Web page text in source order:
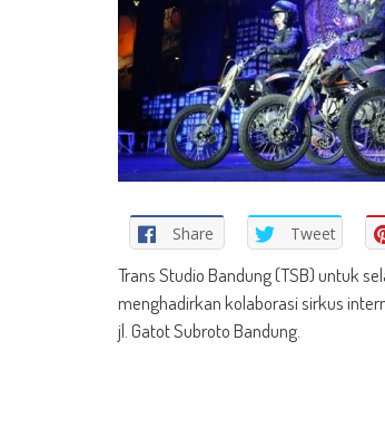
Share Tweet
Trans Studio Bandung (TSB) untuk
menghadirkan kolaborasi sirkus
jl. Gatot Subroto Bandung.